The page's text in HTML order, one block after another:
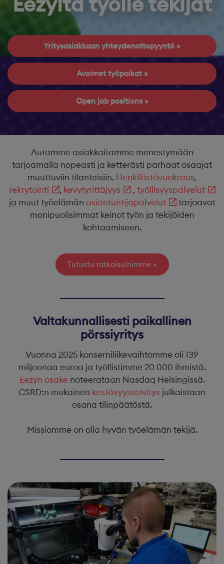
Yritysasiakkaan yhteydenottopyyntö
Avoimet työpaikat
Open job positions
Autamme asiakkaitamme menestymään
tarjoamalla nopeasti ja ketterästi parhaat osaajat
muuttuviin tilanteisiin. Henkilöstövuokraus,
rekrytointi
, kevytyrittäjyys ,työllisyyspalvelut
ja muut työelämän asiantuntijapalvelut
tarjoavat
monipuolisimmat keinot työn ja tekijöiden
kohtaamiseen.
Tutustu ratkaisuihimme
Valtakunnallisesti paikallinen
pörssiyritys
Vuonna 2025 konserniliikevaihtomme oli 139
miljoonaa euroa ja työllistimme 20 000 ihmistä.
Eezyn osake noteerataan Nasdaq Helsingissä.
CSRD:n mukainen kestävyysselvitys julkaistaan
osana tilinpäätöstä.
Missiomme on olla hyvän työelämän tekijä.